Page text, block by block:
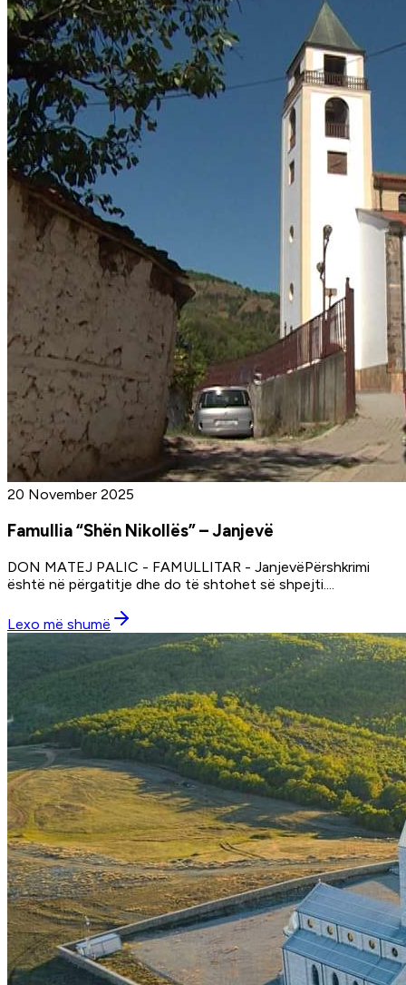
20 November 2025
Famullia “Shën Nikollës” – Janjevë
DON MATEJ PALIC - FAMULLITAR - JanjevëPërshkrimi
është në përgatitje dhe do të shtohet së shpejti....
Lexo më shumë